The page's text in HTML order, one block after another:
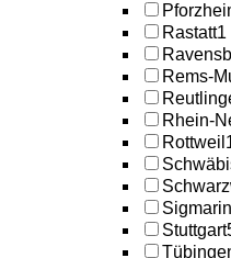
Rastatt1
Rems-
Rhein-
Rottweil
Stuttgart